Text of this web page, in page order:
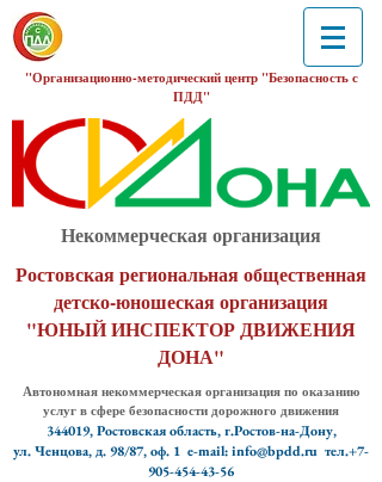
"Организационно-методический центр "Безопасность с
ПДД"
Некоммерческая организация
Ростовская региональная общественная
детско-юношеская организация
"ЮНЫЙ ИНСПЕКТОР ДВИЖЕНИЯ
ДОНА"
Автономная некоммерческая организация по оказанию
услуг в сфере безопасности дорожного движения
344019, Ростовская область, г.Ростов-на-Дону,
ул. Ченцова, д. 98/87, оф. 1 e-mail: info@bpdd.ru тел.+7-
905-454-43-56